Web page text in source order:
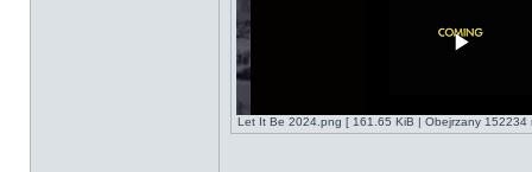
Let It Be 2024.png [ 161.65 KiB | Obejrzany 152234